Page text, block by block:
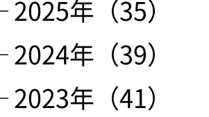
年（35）
年（39）
年（41）